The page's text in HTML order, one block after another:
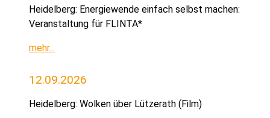
Heidelberg: Energiewende einfach selbst machen:
Veranstaltung für FLINTA*
mehr...
12.09.2026
Heidelberg: Wolken über Lützerath (Film)